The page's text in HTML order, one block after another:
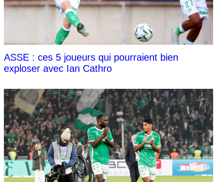
ASSE : ces 5 joueurs qui pourraient bien
exploser avec Ian Cathro